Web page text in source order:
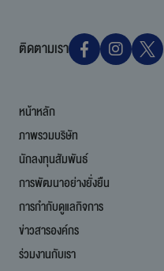
ติดตามเรา
หน้าหลัก
ภาพรวมบริษัท
นักลงทุนสัมพันธ์
การพัฒนาอย่างยั่งยืน
การกำกับดูแลกิจการ
ข่าวสารองค์กร
ร่วมงานกับเรา